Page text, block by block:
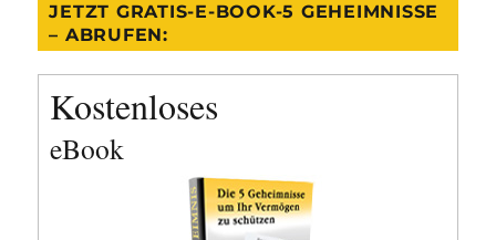
JETZT GRATIS-E-BOOK-5 GEHEIMNISSE
– ABRUFEN:
Kostenloses
eBook